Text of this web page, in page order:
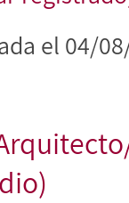
el 04/